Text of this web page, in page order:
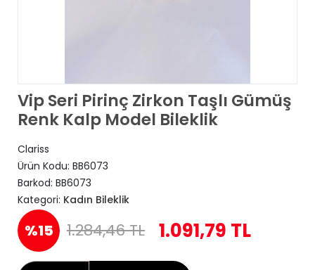
Vip Seri Pirinç Zirkon Taşlı Gümüş
Renk Kalp Model Bileklik
Clariss
Ürün Kodu: BB6073
Barkod: BB6073
Kategori: Kadın Bileklik
%15 1.284,46 TL 1.091,79 TL